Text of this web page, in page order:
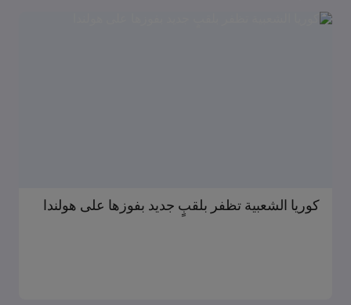
كوريا الشعبية تظفر بلقبٍ جديد بفوزها على هولندا